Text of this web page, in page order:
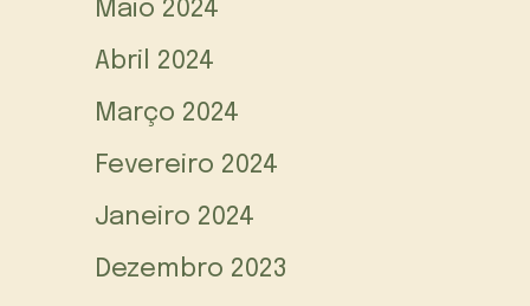
Maio 2024
Abril 2024
Março 2024
Fevereiro 2024
Janeiro 2024
Dezembro 2023